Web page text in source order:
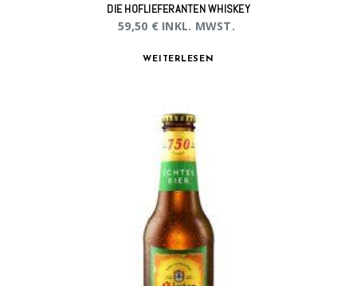
DIE HOFLIEFERANTEN WHISKEY
59,50 € INKL. MWST.
WEITERLESEN